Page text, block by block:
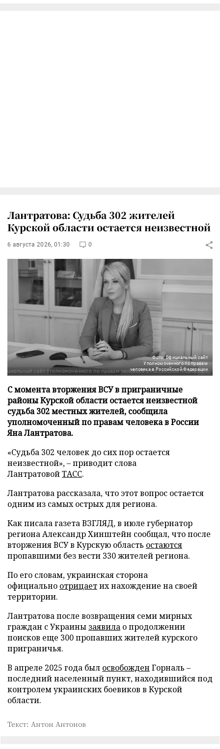
Лантратова: Судьба 302 жителей
Курской области остается неизвестной
6 августа 2026, 01:30 0
Фото: Официальный сайт
Уполномоченного по правам
человека в Российской Федерации
С момента вторжения ВСУ в приграничные
районы Курской области остается неизвестной
судьба 302 местных жителей, сообщила
уполномоченный по правам человека в России
Яна Лантратова.
«Судьба 302 человек до сих пор остается
неизвестной», – приводит слова
ЛантратовойТАСС.
Лантратова рассказала, что этот вопрос остается
одним из самых острых для региона.
Как писала газета ВЗГЛЯД, в июле губернатор
региона Александр Хинштейн сообщал, что после
вторжения ВСУ в Курскую область остаются
пропавшими без вести 330 жителей региона.
По его словам, украинская сторона
официально отрицаетих нахождение на своей
территории.
Лантратова после возвращения семи мирных
граждан с Украины заявила о продолжении
поисков еще 300 пропавших жителей курского
приграничья.
В апреле 2025 года был освобожден Горналь –
последний населенный пункт, находившийся под
контролем украинских боевиков в Курской
области.
Текст: Антон Антонов